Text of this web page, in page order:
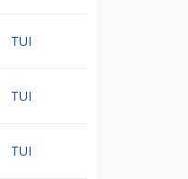
TUI
TUI
TUI